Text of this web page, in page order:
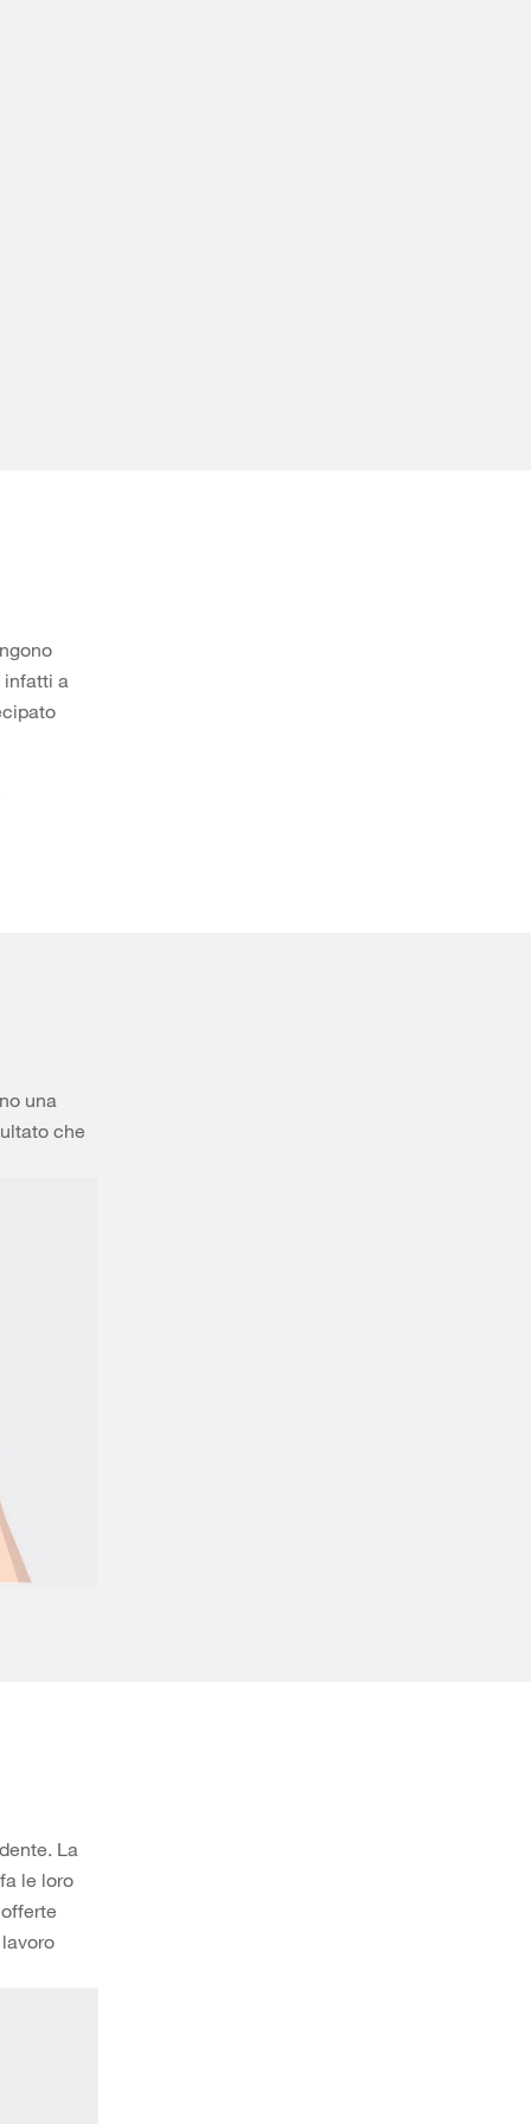
infatti a
una
che
La
le loro